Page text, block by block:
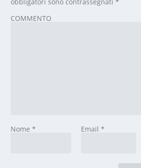
COMMENTO
Nome* Email *